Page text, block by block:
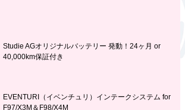
Studie AGオリジナルバッテリー 発動！24ヶ月 or
40,000km保証付き
EVENTURI（イベンチュリ）インテークシステム for
F97/X3M＆F98/X4M